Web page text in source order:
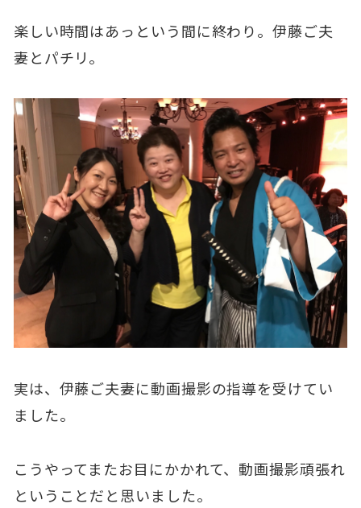
楽しい時間はあっという間に終わり。伊藤ご夫
妻とパチリ。
実は、伊藤ご夫妻に動画撮影の指導を受けてい
ました。
こうやってまたお目にかかれて、動画撮影頑張れ
ということだと思いました。